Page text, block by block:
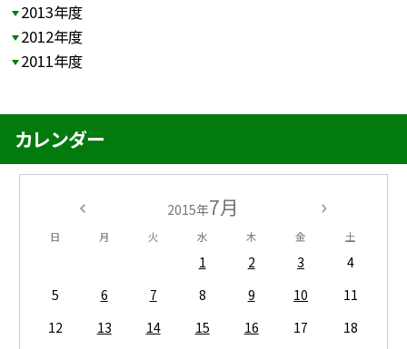
2013年度
2012年度
2011年度
カレンダー
2015年7月
日 月 火 水 木 金 土
1 2 3
4
5
6 7 8 9 10
11
12
13 14 15 16 17
18